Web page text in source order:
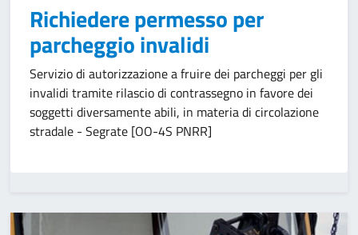
Richiedere permesso per
parcheggio invalidi
Servizio di autorizzazione a fruire dei parcheggi per gli
invalidi tramite rilascio di contrassegno in favore dei
soggetti diversamente abili, in materia di circolazione
stradale - Segrate [OO-4S PNRR]